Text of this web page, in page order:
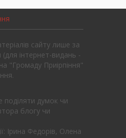
сайту лише за
інтернет-видань -
"Громаду Приірпіння"
поділяти думок чи
блогу чи
Ірина Федорів, Олена